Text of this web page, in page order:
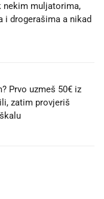
nekim muljatorima,
i drogerašima a nikad
Prvo uzmeš 50€ iz
zatim provjeriš